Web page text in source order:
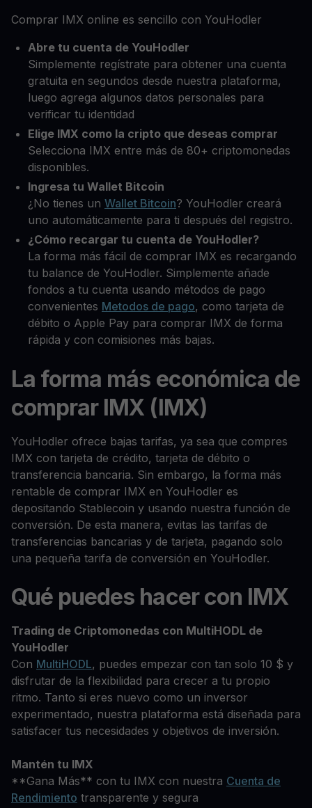
Comprar IMX online es sencillo con YouHodler
Abre tu cuenta de YouHodler
Simplemente regístrate para obtener una cuenta
gratuita en segundos desde nuestra plataforma,
luego agrega algunos datos personales para
verificar tu identidad
Elige IMX como la cripto que deseas comprar
Selecciona IMX entre más de 80+ criptomonedas
disponibles.
Ingresa tu Wallet Bitcoin
¿No tienes un Wallet Bitcoin? YouHodler creará
uno automáticamente para ti después del registro.
¿Cómo recargar tu cuenta de YouHodler?
La forma más fácil de comprar IMX es recargando
tu balance de YouHodler. Simplemente añade
fondos a tu cuenta usando métodos de pago
convenientes Metodos de pago, como tarjeta de
débito o Apple Pay para comprar IMX de forma
rápida y con comisiones más bajas.
La forma más económica de
comprar IMX (IMX)
YouHodler ofrece bajas tarifas, ya sea que compres
IMX con tarjeta de crédito, tarjeta de débito o
transferencia bancaria. Sin embargo, la forma más
rentable de comprar IMX en YouHodler es
depositando Stablecoin y usando nuestra función de
conversión. De esta manera, evitas las tarifas de
transferencias bancarias y de tarjeta, pagando solo
una pequeña tarifa de conversión en YouHodler.
Qué puedes hacer con IMX
Trading de Criptomonedas con MultiHODL de
YouHodler
Con MultiHODL, puedes empezar con tan solo 10 $ y
disfrutar de la flexibilidad para crecer a tu propio
ritmo. Tanto si eres nuevo como un inversor
experimentado, nuestra plataforma está diseñada para
satisfacer tus necesidades y objetivos de inversión.
Mantén tu IMX
**Gana Más** con tu IMX con nuestra Cuenta de
Rendimiento transparente y segura